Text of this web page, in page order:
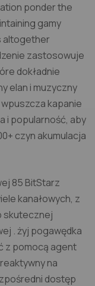
ponder the
gamy
altogether
zastosowuje
dokładnie
elan i muzyczny
kapanie
i popularność, aby
czyn akumulacja
85 BitStarz
kanałowych, z
skutecznej
. żyj pogawędka
z pomocą agent
na
dostęp